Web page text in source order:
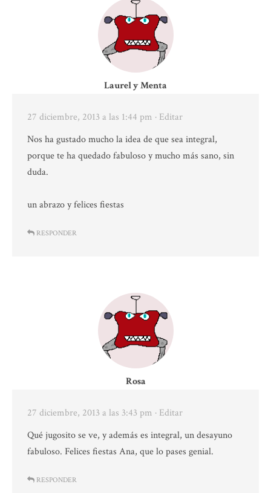
Laurel y Menta
27 diciembre, 2013 a las 1:44 pm · Editar
Nos ha gustado mucho la idea de que sea integral,
porque te ha quedado fabuloso y mucho más sano, sin
duda.
un abrazo y felices fiestas
RESPONDER
Rosa
27 diciembre, 2013 a las 3:43 pm · Editar
Qué jugosito se ve, y además es integral, un desayuno
fabuloso. Felices fiestas Ana, que lo pases genial.
RESPONDER